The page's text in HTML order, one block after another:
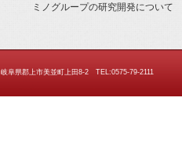
ミノグループの研究開発について
岐阜県郡上市美並町上田8-2 TEL:0575-79-2111